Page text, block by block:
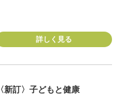
詳しく見る
〈新訂〉子どもと健康